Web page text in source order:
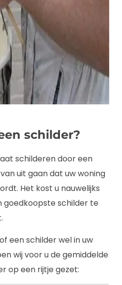
schilder?
schilderen door een
uit gaan dat uw woning
Het kost u nauwelijks
goedkoopste schilder te
een schilder wel in uw
wij voor u de gemiddelde
op een rijtje gezet: